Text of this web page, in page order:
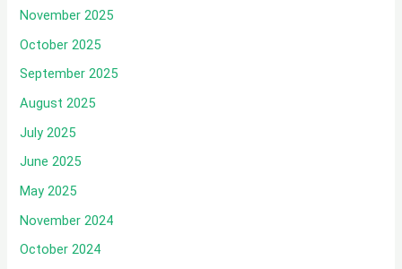
November 2025
October 2025
September 2025
August 2025
July 2025
June 2025
May 2025
November 2024
October 2024